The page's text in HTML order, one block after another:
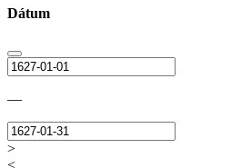
Dátum
—
>
<